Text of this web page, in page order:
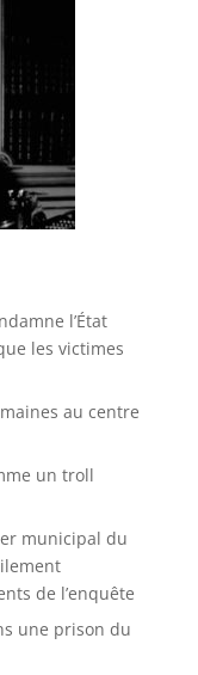
l’État
les victimes
au centre
un troll
municipal du
de l’enquête
une prison du